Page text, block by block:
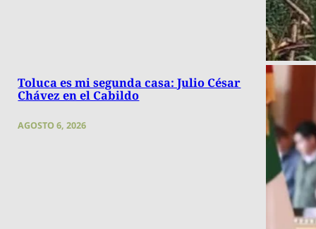
Toluca es mi segunda casa: Julio César
Chávez en el Cabildo
AGOSTO 6, 2026